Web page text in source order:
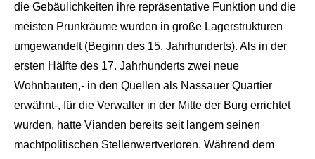
die Gebäulichkeiten ihre repräsentative Funktion und die
meisten Prunkräume wurden in große Lagerstrukturen
umgewandelt (Beginn des 15. Jahrhunderts). Als in der
ersten Hälfte des 17. Jahrhunderts zwei neue
Wohnbauten,- in den Quellen als Nassauer Quartier
erwähnt-, für die Verwalter in der Mitte der Burg errichtet
wurden, hatte Vianden bereits seit langem seinen
machtpolitischen Stellenwertverloren. Während dem